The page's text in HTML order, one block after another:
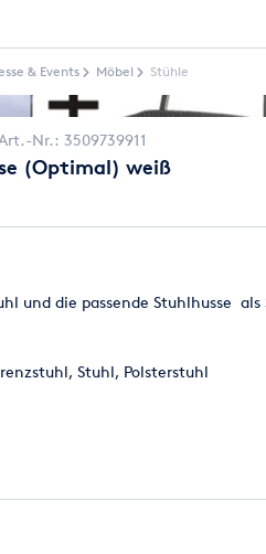
& Events Möbel Stühle
Nr.: 3509739911
(Optimal) weiß
und die passende Stuhlhusse als
Stuhl, Polsterstuhl